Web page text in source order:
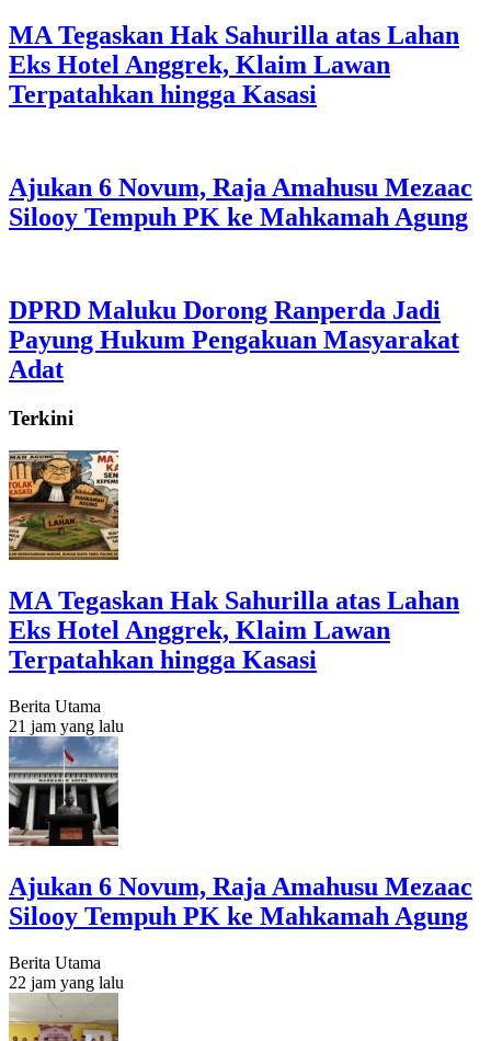
MA Tegaskan Hak Sahurilla atas Lahan
Eks Hotel Anggrek, Klaim Lawan
Terpatahkan hingga Kasasi
Ajukan 6 Novum, Raja Amahusu Mezaac
Silooy Tempuh PK ke Mahkamah Agung
DPRD Maluku Dorong Ranperda Jadi
Payung Hukum Pengakuan Masyarakat
Adat
Terkini
MA Tegaskan Hak Sahurilla atas Lahan
Eks Hotel Anggrek, Klaim Lawan
Terpatahkan hingga Kasasi
Berita Utama
21 jam yang lalu
Ajukan 6 Novum, Raja Amahusu Mezaac
Silooy Tempuh PK ke Mahkamah Agung
Berita Utama
22 jam yang lalu